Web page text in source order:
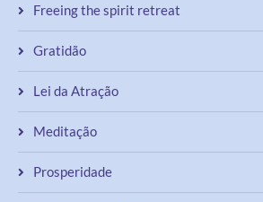
Freeing the spirit retreat
Gratidão
Lei da Atração
Meditação
Prosperidade